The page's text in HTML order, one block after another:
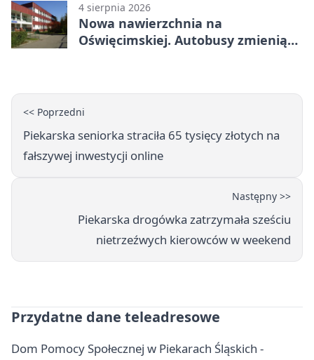
4 sierpnia 2026
Nowa nawierzchnia na
Oświęcimskiej. Autobusy zmienią
<< Poprzedni
Piekarska seniorka straciła 65 tysięcy złotych na
fałszywej inwestycji online
Następny >>
Piekarska drogówka zatrzymała sześciu
nietrzeźwych kierowców w weekend
Przydatne dane teleadresowe
Dom Pomocy Społecznej w Piekarach Śląskich -